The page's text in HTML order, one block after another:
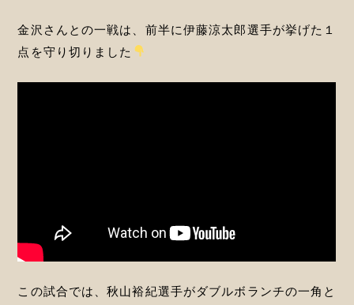
金沢さんとの一戦は、前半に伊藤涼太郎選手が挙げた１
点を守り切りました
この試合では、秋山裕紀選手がダブルボランチの一角と